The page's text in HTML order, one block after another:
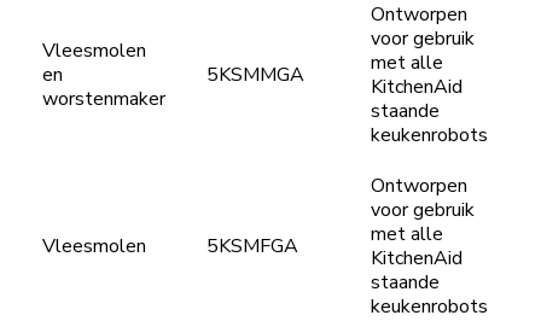
Vleesmolen
en
worstenmaker
5KSMMGA
Ontworpen
voor gebruik
met alle
KitchenAid
staande
keukenrobots
Vleesmolen 5KSMFGA
Ontworpen
voor gebruik
met alle
KitchenAid
staande
keukenrobots